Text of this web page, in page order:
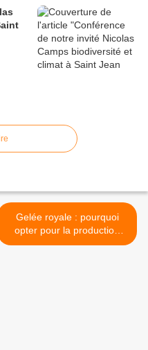
Gelée royale : pourquoi
opter pour la production
locale >